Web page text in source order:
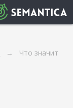
Что значит